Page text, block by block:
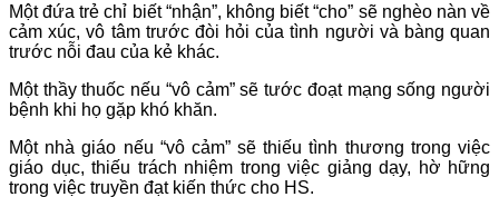
Một đứa trẻ chỉ biết “nhận”, không biết “cho” sẽ nghèo nàn về
cảm xúc, vô tâm trước đòi hỏi của tình người và bàng quan
trước nỗi đau của kẻ khác.
Một thầy thuốc nếu “vô cảm” sẽ tước đoạt mạng sống người
bệnh khi họ gặp khó khăn.
Một nhà giáo nếu “vô cảm” sẽ thiếu tình thương trong việc
giáo dục, thiếu trách nhiệm trong việc giảng dạy, hờ hững
trong việc truyền đạt kiến thức cho HS.